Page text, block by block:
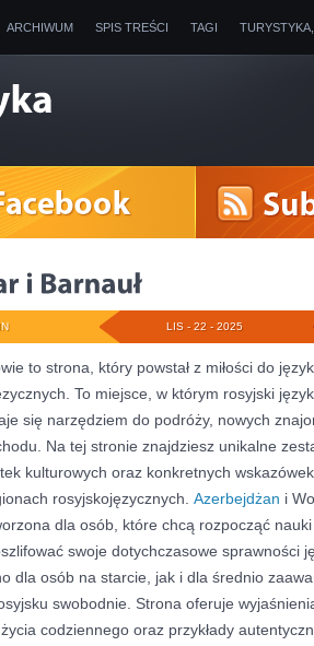
ARCHIWUM SPIS TREŚCI TAGI
LIS - 22 - 2025
to strona, który powstał z miłości do
To miejsce, w którym rosyjski
się narzędziem do podróży, nowych
Na tej stronie znajdziesz unikalne
kulturowych oraz konkretnych
rosyjskojęzycznych. Azerbejdżan i
dla osób, które chcą rozpocząć
swoje dotychczasowe sprawności
dla osób na starcie, jak i dla średnio
swobodnie. Strona oferuje
codziennego oraz przykłady